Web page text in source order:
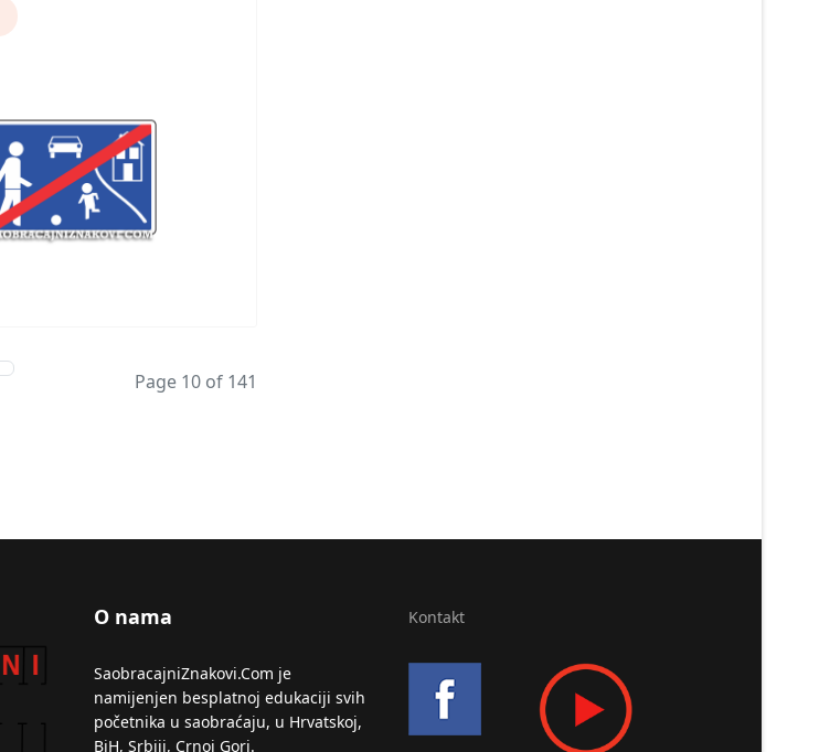
Page 10 of 141
O nama
SaobracajniZnakovi.Com je
namijenjen besplatnoj edukaciji svih
početnika u saobraćaju, u Hrvatskoj,
BiH, Srbiji, Crnoj Gori.
Kontakt